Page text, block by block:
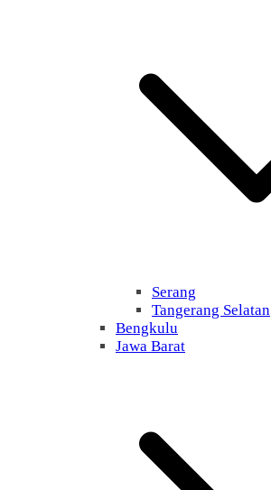
Serang
Tangerang Selatan
Bengkulu
Jawa Barat